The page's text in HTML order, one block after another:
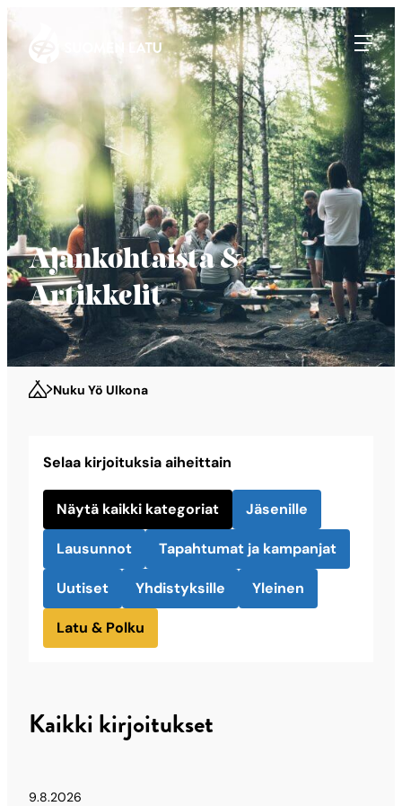
suoraan
Ajankohtaista &
Artikkelit
Nuku Yö Ulkona
Selaa kirjoituksia aiheittain
Näytä kaikki kategoriat Jäsenille
Lausunnot Tapahtumat ja kampanjat
Uutiset Yhdistyksille Yleinen
Latu & Polku
Kaikki kirjoitukset
9.8.2026